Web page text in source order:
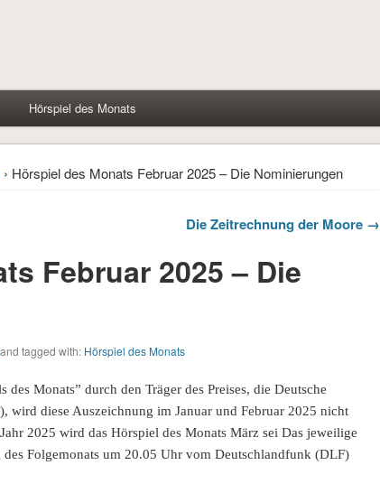
Hörspiel des Monats
› Hörspiel des Monats Februar 2025 – Die Nominierungen
Die Zeitrechnung der Moore →
Februar 2025 – Die
tagged with: Hörspiel des Monats
des Monats” durch den Träger des Preises, die Deutsche
wird diese Auszeichnung im Januar und Februar 2025 nicht
2025 wird das Hörspiel des Monats März sei Das jeweilige
des Folgemonats um 20.05 Uhr vom Deutschlandfunk (DLF)